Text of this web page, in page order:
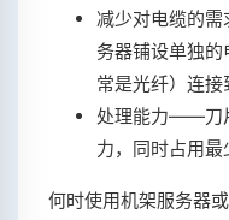
减少对电缆的
务器铺设单独
常是光纤）连接
处理能力——刀
力，同时占用最
何时使用机架服务器